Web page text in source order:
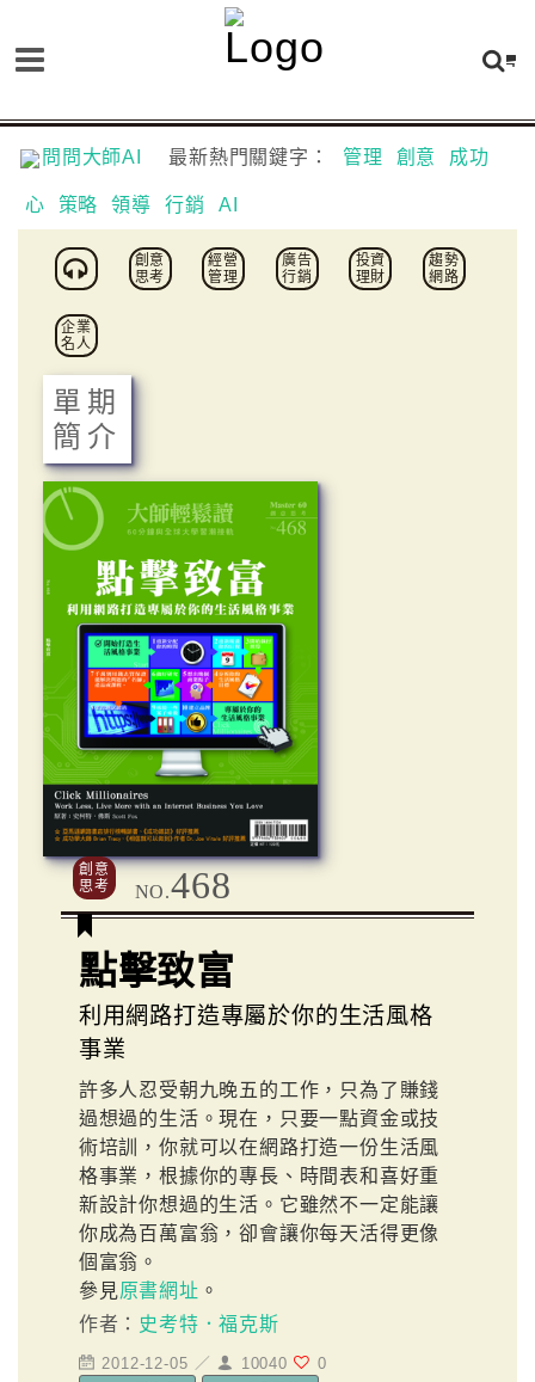
問問大師AI 最新熱門關鍵字： 管理 創意 成功
心 策略 領導 行銷 AI
創意
思考
經營
管理
廣告
行銷
投資
理財
趨勢
網路
企業
名人
單期
簡介
創意
思考
NO.468
點擊致富
利用網路打造專屬於你的生活風格
事業
許多人忍受朝九晚五的工作，只為了賺錢
過想過的生活。現在，只要一點資金或技
術培訓，你就可以在網路打造一份生活風
格事業，根據你的專長、時間表和喜好重
新設計你想過的生活。它雖然不一定能讓
你成為百萬富翁，卻會讓你每天活得更像
個富翁。
參見原書網址 。
作者： 史考特．福克斯
2012-12-05 ／ 10040 0